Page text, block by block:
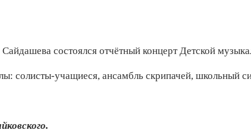
состоялся отчётный концерт Детской
солисты‑учащиеся, ансамбль скрипачей,